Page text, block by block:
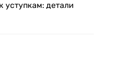
детали